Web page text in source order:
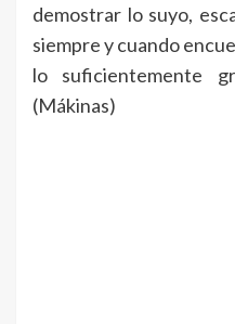
demostrar lo suyo,
siempre y cuando
lo suficientemente
(Mákinas)